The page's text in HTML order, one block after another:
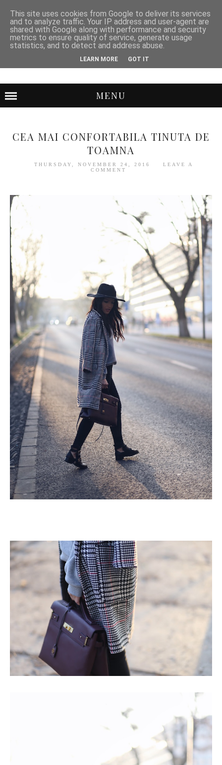
MENU
CEA MAI CONFORTABILA TINUTA DE
TOAMNA
THURSDAY, NOVEMBER 24, 2016
LEAVE A
COMMENT
This site uses cookies from Google to deliver its services
and to analyze traffic. Your IP address and user-agent are
shared with Google along with performance and security
metrics to ensure quality of service, generate usage
statistics, and to detect and address abuse.
LEARN MORE GOT IT